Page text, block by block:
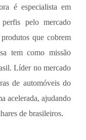
é especialista em
pelo mercado
que cobrem
tem como missão
Líder no mercado
de automóveis do
acelerada, ajudando
de brasileiros.